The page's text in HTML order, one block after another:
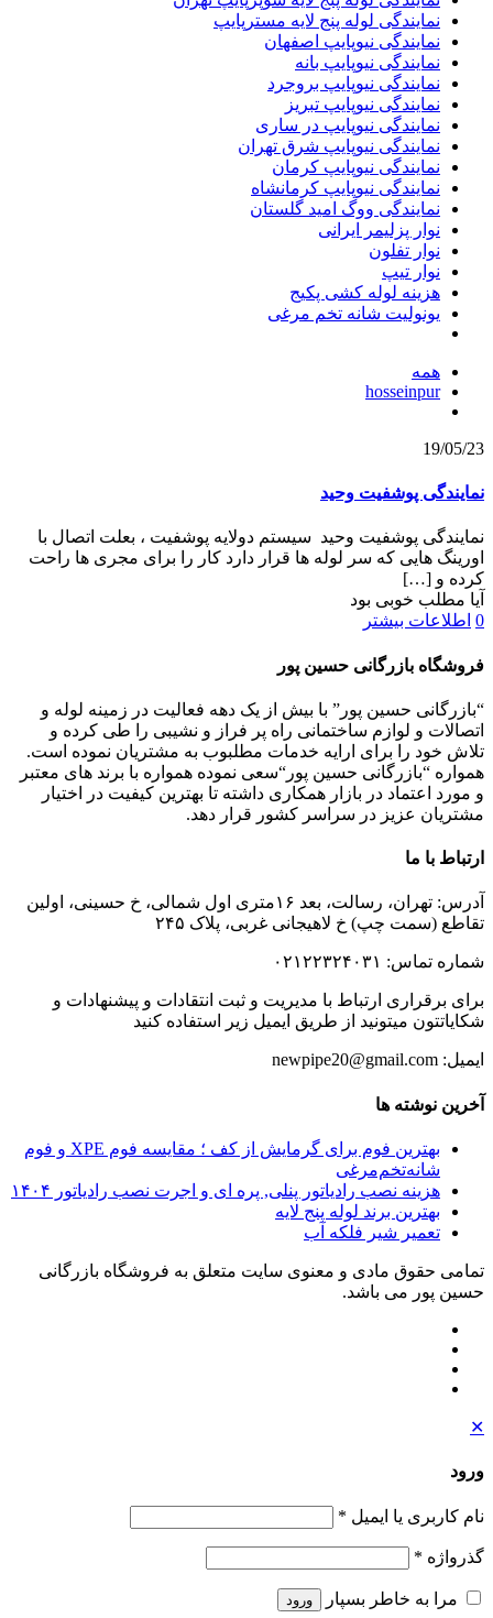
نمایندگی لوله پنج لایه مسترپایپ
نمایندگی نیوپایپ اصفهان
نمایندگی نیوپایپ بانه
نمایندگی نیوپایپ بروجرد
نمایندگی نیوپایپ تبریز
نمایندگی نیوپایپ در ساری
نمایندگی نیوپایپ شرق تهران
نمایندگی نیوپایپ کرمان
نمایندگی نیوپایپ کرمانشاه
نمایندگی ووگ امید گلستان
نوار پزلیمر ایرانی
نوار تفلون
نوار تیپ
هزینه لوله کشی پکیج
یونولیت شانه تخم مرغی
همه
hosseinpur
19/05/23
نمایندگی پوشفیت وحید
نمایندگی پوشفیت وحید سیستم دولایه پوشفیت ، بعلت اتصال با
اورینگ هایی که سر لوله ها قرار دارد کار را برای مجری ها راحت
کرده و […]
آیا مطلب خوبی بود
0 اطلاعات بیشتر
فروشگاه بازرگانی حسین پور
“بازرگانی حسین پور” با بیش از یک دهه فعالیت در زمینه لوله و
اتصالات و لوازم ساختمانی راه پر فراز و نشیبی را طی کرده و
تلاش خود را برای ارایه خدمات مطلبوب به مشتریان نموده است.
همواره “بازرگانی حسین پور“سعی نموده همواره با برند های معتبر
و مورد اعتماد در بازار همکاری داشته تا بهترین کیفیت در اختیار
مشتریان عزیز در سراسر کشور قرار دهد.
ارتباط با ما
آدرس: تهران، رسالت، بعد ۱۶متری اول شمالی، خ حسینی، اولین
تقاطع (سمت چپ) خ لاهیجانی غربی، پلاک ۲۴۵
شماره تماس: ۰۲۱۲۲۳۲۴۰۳۱
برای برقراری ارتباط با مدیریت و ثبت انتقادات و پیشنهادات و
شکایاتتون میتونید از طریق ایمیل زیر استفاده کنید
ایمیل: newpipe20@gmail.com
آخرین نوشته ها
بهترین فوم برای گرمایش از کف ؛ مقایسه فوم XPE و فوم
شانه‌تخم‌مرغی
هزینه نصب رادیاتور پنلی, پره ای و اجرت نصب رادیاتور ۱۴۰۴
بهترین برند لوله پنج لایه
تعمیر شیر فلکه آب
تمامی حقوق مادی و معنوی سایت متعلق به فروشگاه بازرگانی
حسین پور می باشد.
✕
ورود
نام کاربری یا ایمیل *
گذرواژه *
مرا به خاطر بسپار ورود